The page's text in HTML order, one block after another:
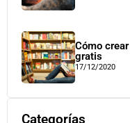
Cómo
gratis
17/12/2020
Categorías